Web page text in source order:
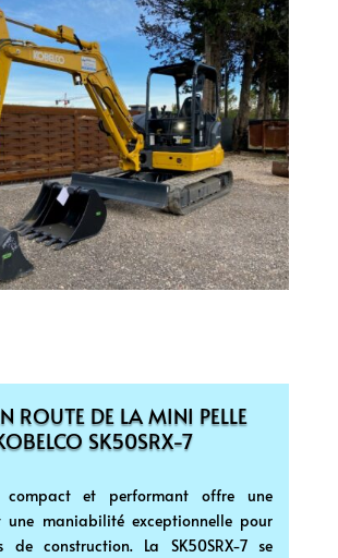
ROUTE DE LA MINI PELLE
SK50SRX-7
compact et performant offre une
une maniabilité exceptionnelle pour
de construction. La SK50SRX-7 se